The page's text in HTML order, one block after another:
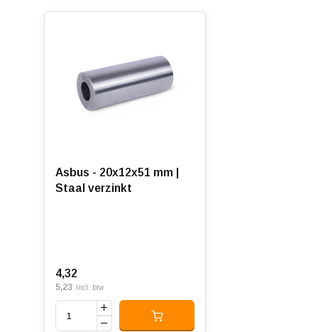
Asbus - 20x12x51 mm |
Staal verzinkt
4,32
5,23 Incl. btw